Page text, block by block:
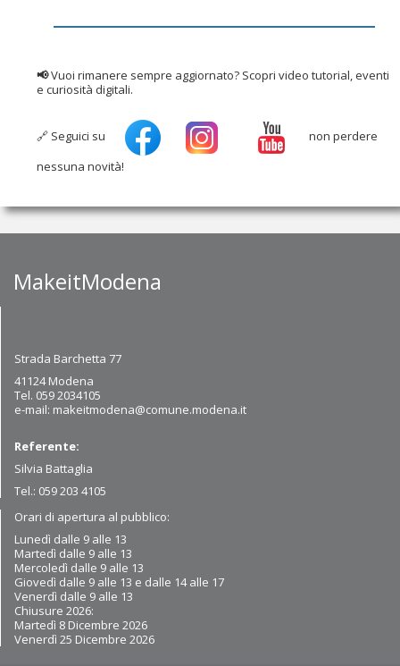
📢Vuoi rimanere sempre aggiornato? Scopri video tutorial, eventi
e curiosità digitali.
🔗 Seguici su
non perdere
nessuna novità!
MakeitModena
Strada Barchetta 77
41124 Modena
Tel. 059 2034105
e-mail: makeitmodena@comune.modena.it
Referente:
Silvia Battaglia
Tel.: 059 203 4105
Orari di apertura al pubblico:
Lunedì dalle 9 alle 13
Martedì dalle 9 alle 13
Mercoledì dalle 9 alle 13
Giovedì dalle 9 alle 13 e dalle 14 alle 17
Venerdì dalle 9 alle 13
Chiusure 2026:
Martedì 8 Dicembre 2026
Venerdì 25 Dicembre 2026